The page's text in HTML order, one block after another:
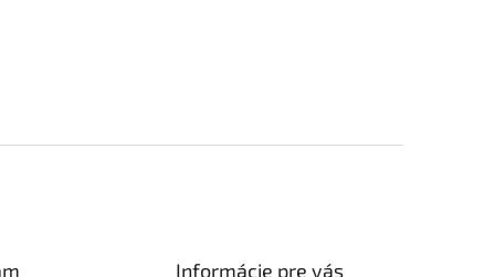
Informácie pre vás